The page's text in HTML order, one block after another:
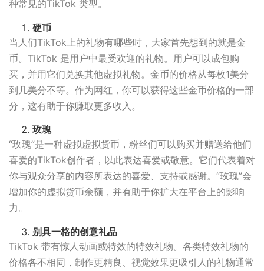
种常见的TikTok 类型。
硬币
当人们TikTok上的礼物有哪些时，大家首先想到的就是金
币。TikTok 是用户中最受欢迎的礼物。用户可以成包购
买，并用它们兑换其他虚拟礼物。金币的价格从每枚1美分
到几美分不等。作为网红，你可以获得这些金币价格的一部
分，这有助于你赚取更多收入。
玫瑰
“玫瑰”是一种虚拟虚拟货币，粉丝们可以购买并赠送给他们
喜爱的TikTok创作者，以此表达喜爱或敬意。它们代表着对
你与观众分享的内容所表达的喜爱、支持或感谢。“玫瑰”会
增加你的虚拟货币余额，并有助于你扩大在平台上的影响
力。
别具一格的创意礼品
TikTok 带有惊人动画或特效的特效礼物。各类特效礼物的
价格各不相同，制作更精良、视觉效果更吸引人的礼物通常